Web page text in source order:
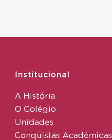
Institucional
A História
O Colégio
Unidades
Conquistas Acadêmicas